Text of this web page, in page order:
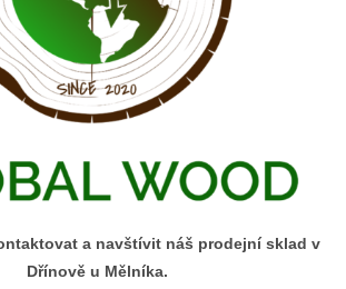
a navštívit náš prodejní sklad v
Dřínově u Mělníka.